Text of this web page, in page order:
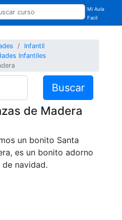
Mi Aula
Facil
Infantil
Infantiles
Buscar
de Madera
un bonito Santa
es un bonito adorno
navidad.